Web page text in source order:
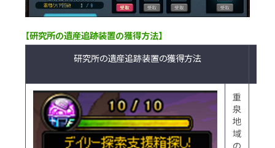
【研究所の遺産追跡装置の獲得方法】
研究所の遺産追跡装置の獲得方法
重
泉
地
域
の